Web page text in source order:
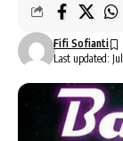
Last updated:
Fifi Sofianti